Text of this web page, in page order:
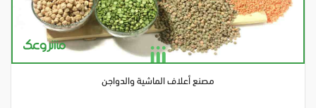
مصنع أعلاف الماشية والدواجن